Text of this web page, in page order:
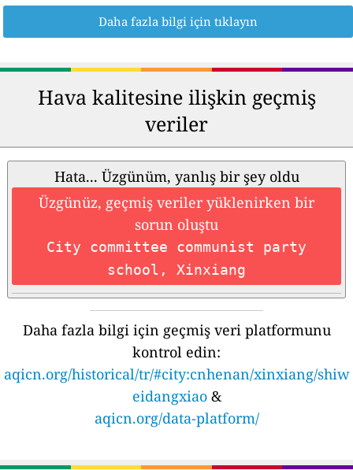
Daha fazla bilgi için tıklayın
Hava kalitesine ilişkin geçmiş
veriler
Hata... Üzgünüm, yanlış bir şey oldu
Üzgünüz, geçmiş veriler yüklenirken bir
sorun oluştu
City committee communist party
school, Xinxiang
Daha fazla bilgi için geçmiş veri platformunu
kontrol edin:
aqicn.org/historical/tr/#city:cnhenan/xinxiang/shiw
eidangxiao&
aqicn.org/data-platform/